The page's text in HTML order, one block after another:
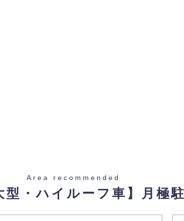
Area recommended
型・ハイルーフ車】 月極